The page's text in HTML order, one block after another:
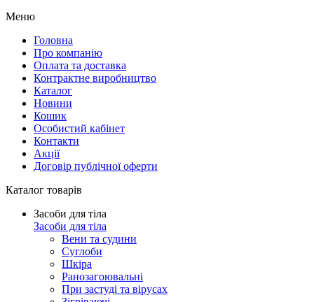
Меню
Головна
Про компанію
Оплата та доставка
Контрактне виробництво
Каталог
Новини
Кошик
Особистий кабінет
Контакти
Акції
Договір публічної оферти
Каталог товарів
Засоби для тіла
Засоби для тіла
Вени та судини
Суглоби
Шкіра
Ранозагоювальні
При застуді та вірусах